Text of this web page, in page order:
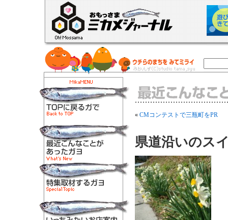
« CMコンテストで三瓶町をPR
県道沿いのス